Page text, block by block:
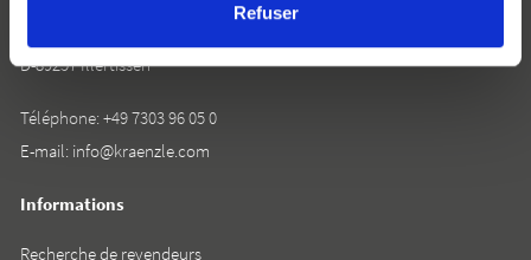
Refuser
D-89257 Illertissen
Téléphone: +49 7303 96 05 0
E-mail: info@kraenzle.com
Informations
Recherche de revendeurs